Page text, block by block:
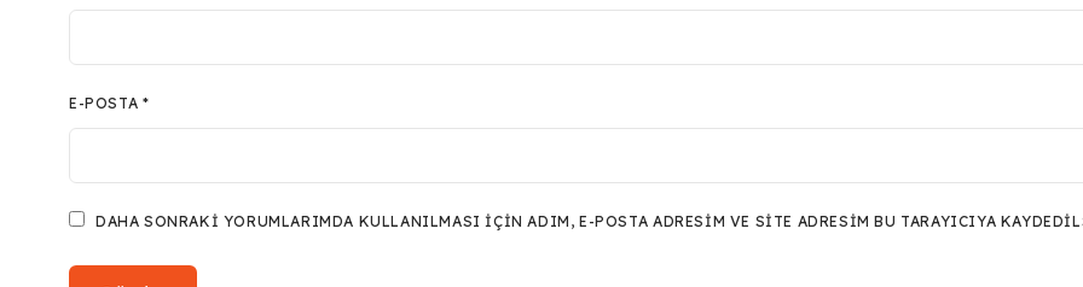
E-POSTA *
DAHA SONRAKI YORUMLARIMDA KULLANILMASI IÇIN ADIM, E-POSTA ADRESIM VE SITE ADRESIM BU TARAYICIYA